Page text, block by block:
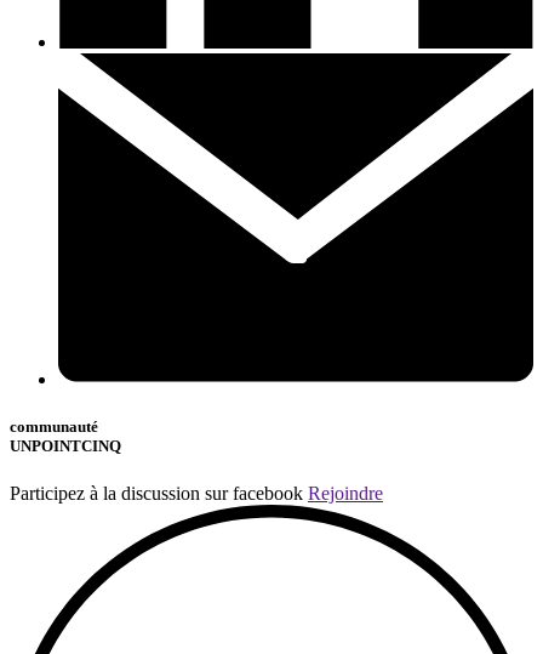
communauté
UNPOINTCINQ
Participez à la discussion sur facebook Rejoindre